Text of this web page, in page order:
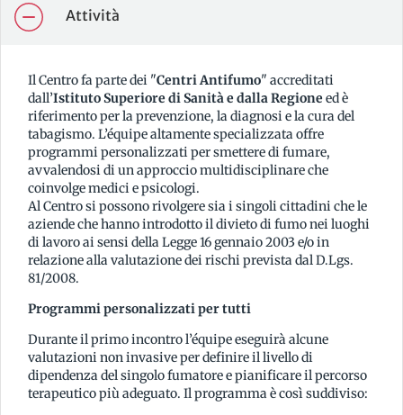
Attività
Il Centro fa parte dei "Centri Antifumo" accreditati
dall’Istituto Superiore di Sanità e dalla Regioneed è
riferimento per la prevenzione, la diagnosi e la cura del
tabagismo. L’équipe altamente specializzata offre
programmi personalizzati per smettere di fumare,
avvalendosi di un approccio multidisciplinare che
coinvolge medici e psicologi.
Al Centro si possono rivolgere sia i singoli cittadini che le
aziende che hanno introdotto il divieto di fumo nei luoghi
di lavoro ai sensi della Legge 16 gennaio 2003 e/o in
relazione alla valutazione dei rischi prevista dal D.Lgs.
81/2008.
Programmi personalizzati per tutti
Durante il primo incontro l’équipe eseguirà alcune
valutazioni non invasive per definire il livello di
dipendenza del singolo fumatore e pianificare il percorso
terapeutico più adeguato. Il programma è così suddiviso: